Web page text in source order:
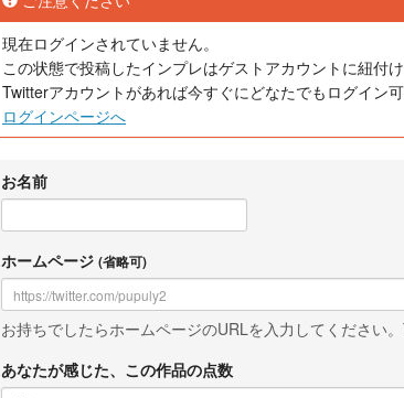
現在ログインされていません。
この状態で投稿したインプレはゲストアカウントに紐付け
Twitterアカウントがあれば今すぐにどなたでもログイン可
ログインページへ
お名前
ホームページ (省略可)
お持ちでしたらホームページのURLを入力してください
あなたが感じた、この作品の点数